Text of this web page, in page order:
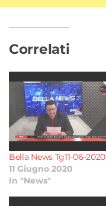
Correlati
Bella News Tg11-06-2020
11 Giugno 2020
In "News"